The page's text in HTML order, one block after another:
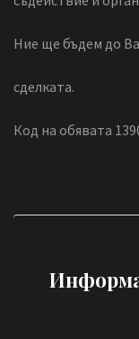
Ние ще бъдем до
сделката.
Код на обявата